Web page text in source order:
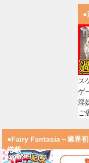
●
ス
ゲ
淫
ご
●Fairy Fantasia～業界初
搭載